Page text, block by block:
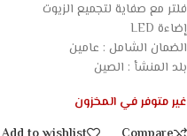
فلتر مع صفاية لتجميع الزيوت
إضاءة LED
الضمان الشامل : عامين
بلد المنشأ : الصين
غير متوفر في المخزون